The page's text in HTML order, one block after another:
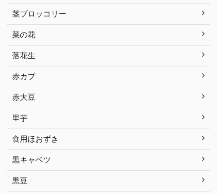
茎ブロッコリー
菜の花
落花生
赤カブ
赤大豆
里芋
食用ほおずき
黒キャベツ
黒豆